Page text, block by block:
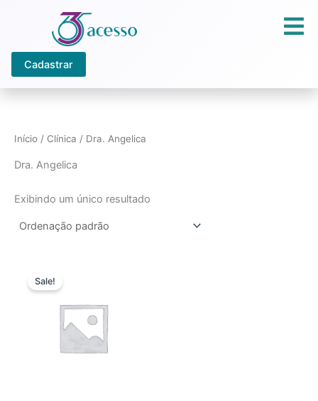
conteúdoCadastrar
Início / Clínica / Dra. Angelica
Dra. Angelica
Exibindo um único resultado
Sale!